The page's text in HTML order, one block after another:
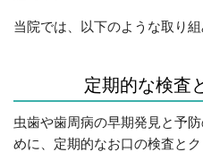
当院では、以下のような取り組
定期的な検査
虫歯や歯周病の早期発見と予防
めに、定期的なお口の検査と